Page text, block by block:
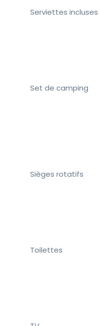
Serviettes incluses
Set de camping
Sièges rotatifs
Toilettes